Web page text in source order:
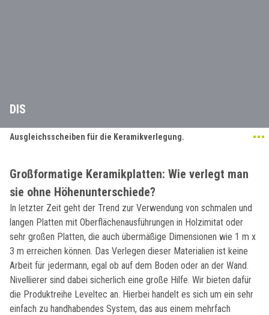
DIS
Ausgleichsscheiben für die Keramikverlegung.
Großformatige Keramikplatten: Wie verlegt man
sie ohne Höhenunterschiede?
In letzter Zeit geht der Trend zur Verwendung von schmalen und
langen Platten mit Oberflächenausführungen in Holzimitat oder
sehr großen Platten, die auch übermäßige Dimensionen wie 1 m x
3 m erreichen können. Das Verlegen dieser Materialien ist keine
Arbeit für jedermann, egal ob auf dem Boden oder an der Wand.
Nivellierer sind dabei sicherlich eine große Hilfe. Wir bieten dafür
die Produktreihe Leveltec an. Hierbei handelt es sich um ein sehr
einfach zu handhabendes System, das aus einem mehrfach